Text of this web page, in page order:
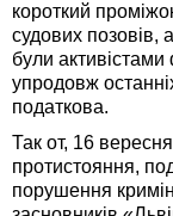
короткий
судових позовів,
були
упродовж
податкова.
Так от, 16
протистояння,
порушення